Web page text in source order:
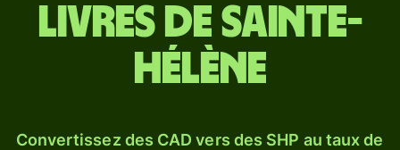
livres de Sainte-
Hélène
Convertissez des CAD vers des SHP au taux de